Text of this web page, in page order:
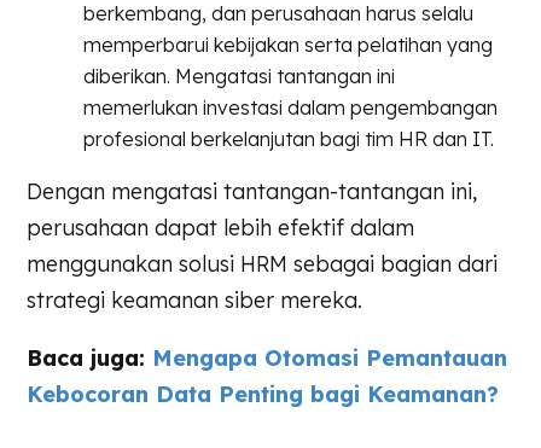
berkembang, dan perusahaan harus selalu
memperbarui kebijakan serta pelatihan yang
diberikan. Mengatasi tantangan ini
memerlukan investasi dalam pengembangan
profesional berkelanjutan bagi tim HR dan IT.
Dengan mengatasi tantangan-tantangan ini,
perusahaan dapat lebih efektif dalam
menggunakan solusi HRM sebagai bagian dari
strategi keamanan siber mereka.
Baca juga: Mengapa Otomasi Pemantauan
Kebocoran Data Penting bagi Keamanan?